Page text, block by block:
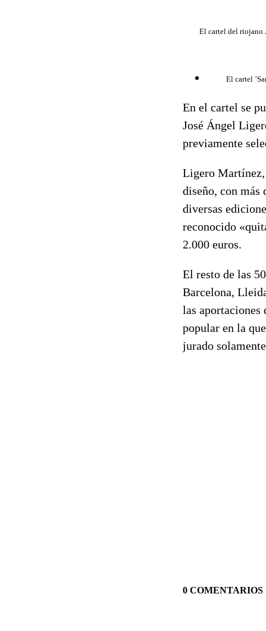
El cartel del riojano
El cartel
En el cartel se
José Ángel
previamente
Ligero Martínez,
diseño, con más
diversas
reconocido
2.000 euros.
El resto de las
Barcelona,
las aportaciones
popular en la
jurado
0 COMENTARIOS